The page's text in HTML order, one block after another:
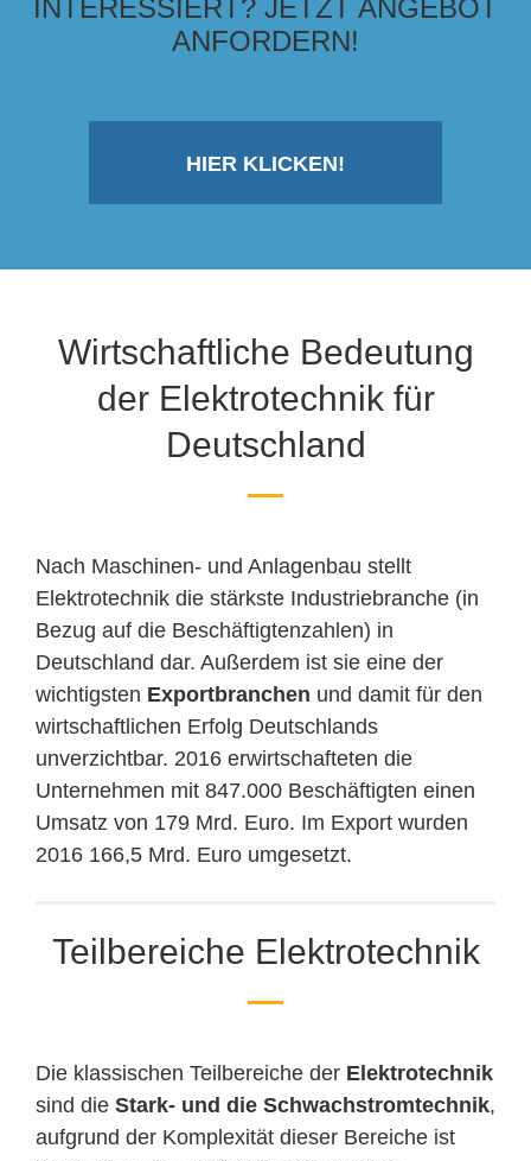
INTERESSIERT? JETZT ANGEBOT
ANFORDERN!
HIER KLICKEN!
Wirtschaftliche Bedeutung
der Elektrotechnik für
Deutschland
Nach Maschinen- und Anlagenbau stellt
Elektrotechnik die stärkste Industriebranche (in
Bezug auf die Beschäftigtenzahlen) in
Deutschland dar. Außerdem ist sie eine der
wichtigsten Exportbranchen und damit für den
wirtschaftlichen Erfolg Deutschlands
unverzichtbar. 2016 erwirtschafteten die
Unternehmen mit 847.000 Beschäftigten einen
Umsatz von 179 Mrd. Euro. Im Export wurden
2016 166,5 Mrd. Euro umgesetzt.
Teilbereiche Elektrotechnik
Die klassischen Teilbereiche der Elektrotechnik
sind die Stark- und die Schwachstromtechnik,
aufgrund der Komplexität dieser Bereiche ist